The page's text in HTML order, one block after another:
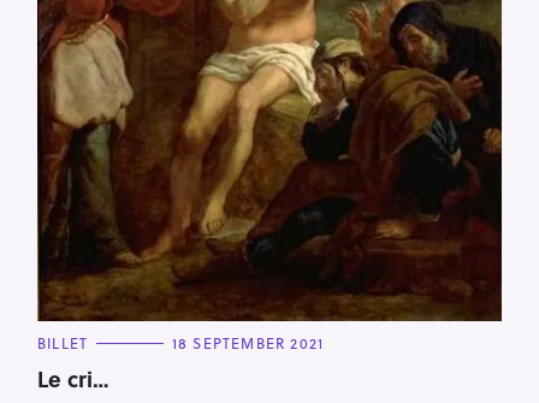
C
T
E
BILLET 18 SEPTEMBER 2021
Le cri…